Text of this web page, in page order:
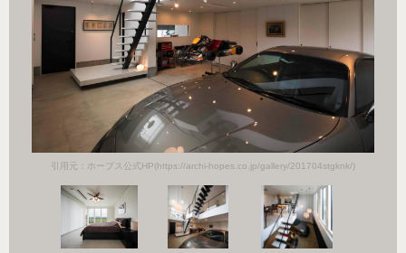
引用元：ホープス公式HP(https://archi-hopes.co.jp/gallery/201704stgknk/)